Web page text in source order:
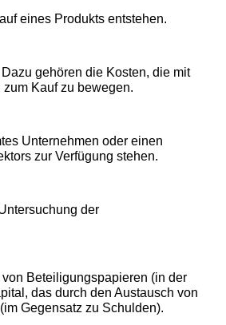
eines Produkts entstehen.
gehören die Kosten, die mit
Kauf zu bewegen.
Unternehmen oder einen
zur Verfügung stehen.
der
Beteiligungspapieren (in der
das durch den Austausch von
Gegensatz zu Schulden).